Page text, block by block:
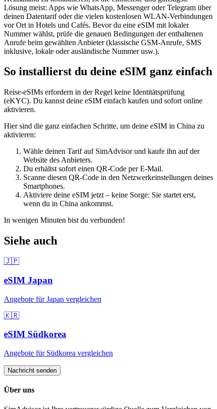
Lösung meist: Apps wie WhatsApp, Messenger oder Telegram über
deinen Datentarif oder die vielen kostenlosen WLAN-Verbindungen
vor Ort in Hotels und Cafés. Bevor du eine eSIM mit lokaler
Nummer wählst, prüfe die genauen Bedingungen der enthaltenen
Anrufe beim gewählten Anbieter (klassische GSM-Anrufe, SMS
inklusive, lokale oder ausländische Nummer usw.).
So installierst du deine eSIM ganz einfach
Reise-eSIMs erfordern in der Regel keine Identitätsprüfung
(eKYC). Du kannst deine eSIM einfach kaufen und sofort online
aktivieren.
Hier sind die ganz einfachen Schritte, um deine eSIM in China zu
aktivieren:
Wähle deinen Tarif auf SimAdvisor und kaufe ihn auf der
Website des Anbieters.
Du erhältst sofort einen QR-Code per E-Mail.
Scanne diesen QR-Code in den Netzwerkeinstellungen deines
Smartphones.
Aktiviere deine eSIM jetzt – keine Sorge: Sie startet erst,
wenn du in China ankommst.
In wenigen Minuten bist du verbunden!
Siehe auch
🇯🇵
eSIM Japan
Angebote fürJapan vergleichen
🇰🇷
eSIM Südkorea
Angebote für Südkorea vergleichen
Nachricht senden
Über uns